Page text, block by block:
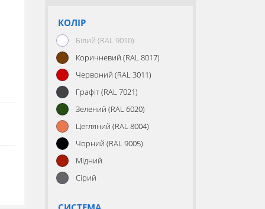
КОЛІР
Білий (RAL 9010)
Коричневий (RAL 8017)
Червоний (RAL 3011)
Графіт (RAL 7021)
Зелений (RAL 6020)
Цегляний (RAL 8004)
Чорний (RAL 9005)
Мідний
Сірий